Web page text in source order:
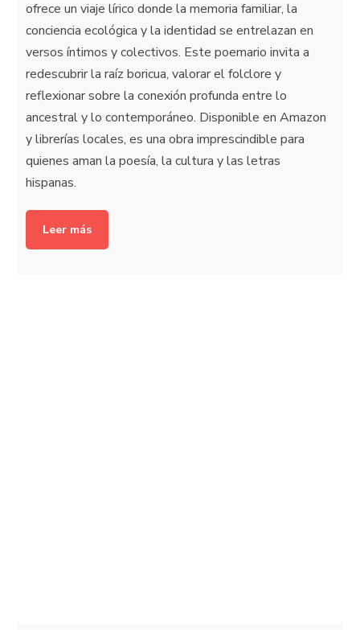
ofrece un viaje lírico donde la memoria familiar, la
conciencia ecológica y la identidad se entrelazan en
versos íntimos y colectivos. Este poemario invita a
redescubrir la raíz boricua, valorar el folclore y
reflexionar sobre la conexión profunda entre lo
ancestral y lo contemporáneo. Disponible en Amazon
y librerías locales, es una obra imprescindible para
quienes aman la poesía, la cultura y las letras
hispanas.
Leer más